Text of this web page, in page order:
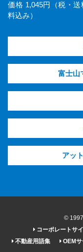
価格 1,045円（税・
料込み）
富士山
アッ
©
コーポレートサ
不動産用語集
OEM